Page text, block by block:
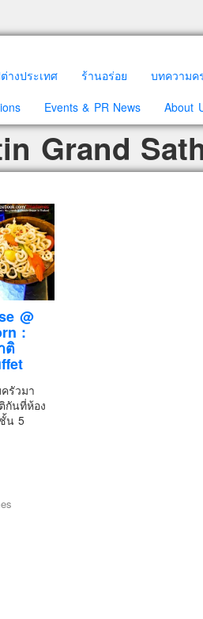
างประเทศ ร้านอร่อย บทความค
Events & PR News About
Grand
@
:
ติ
รัวมา
กันที่ห้อง
น 5